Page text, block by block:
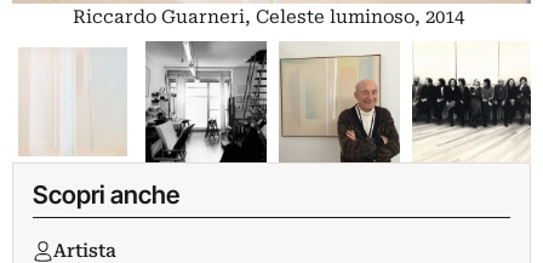
Riccardo Guarneri, Celeste luminoso, 2014
Scopri anche
Artista